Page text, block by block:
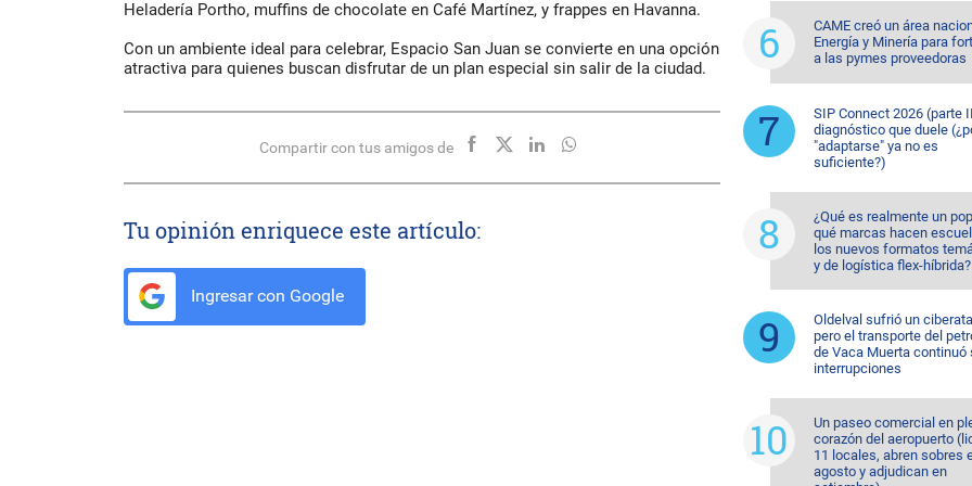
Heladería Portho, muffins de chocolate en Café Martínez, y frappes en Havanna.
Con un ambiente ideal para celebrar, Espacio San Juan se convierte en una opción
atractiva para quienes buscan disfrutar de un plan especial sin salir de la ciudad.
Compartir con tus amigos de
Tu opinión enriquece este artículo:
Ingresar con Google
CAME creó un área
Energía y Minería para
a las pymes proveedoras
SIP Connect 2026 (parte
diagnóstico que duele
"adaptarse" ya no es
suficiente?)
¿Qué es realmente un
qué marcas hacen
los nuevos formatos
y de logística flex-híbrida?
Oldelval sufrió un
pero el transporte del
de Vaca Muerta continuó
interrupciones
Un paseo comercial en
corazón del aeropuerto
11 locales, abren sobres
agosto y adjudican en